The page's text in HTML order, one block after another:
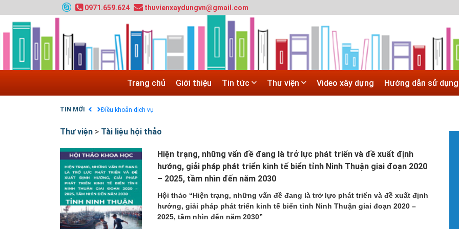
0971.659.624 thuvienxaydungvn@gmail.com
Trang chủ Giới thiệu Tin tức Thư viện Video xây dựng Hướng dẫn sử dụng
TIN MỚI
Tuyển sinh 2024, Khoa kỹ thuật hạ tầng và môi trường đô thị - Đại học Kiến trúc Hà Nội
Quy hoạch chung hệ thống đê điều thành phố Hà Nội
GIAO LƯU TRỰC TUYẾN - TƯ VẤN TUYỂN SINH ĐẠI HỌC CHÍNH QUY ĐẠI HỌC KIẾN TRÚC NĂM 2020 - SỐ 02
Nạp EP vào tài khoản bằng thẻ cào điện thoại
Tuyển sinh 2025, Khoa kỹ thuật hạ tầng và môi trường đô thị - Đại học Kiến trúc Hà Nội
HƯỚNG DẪN THANH TOÁN VNPAY TRÊN WEBSITE
Thư viện > Tài liệu hội thảo
Hiện trạng, những vấn đề đang là trở lực phát triển và đề xuất định
hướng, giải pháp phát triển kinh tế biển tỉnh Ninh Thuận giai đoạn 2020
– 2025, tầm nhìn đến năm 2030
Hội thảo “Hiện trạng, những vấn đề đang là trở lực phát triển và đề xuất định
hướng, giải pháp phát triển kinh tế biển tỉnh Ninh Thuận giai đoạn 2020 –
2025, tầm nhìn đến năm 2030”